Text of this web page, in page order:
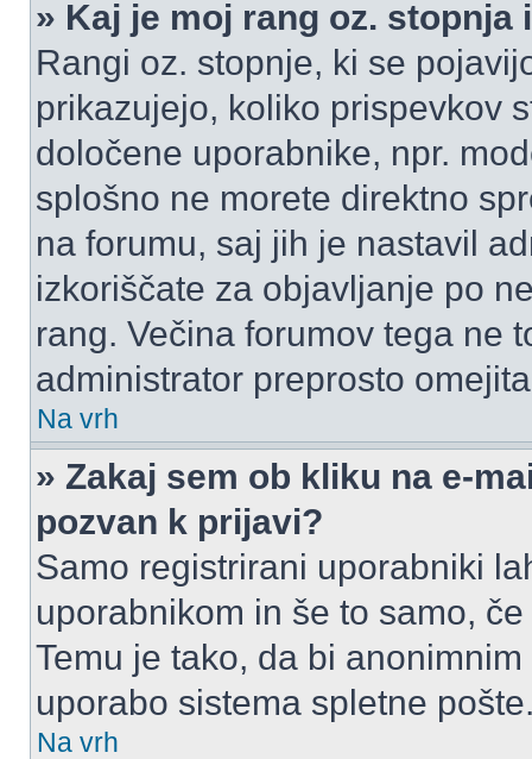
» Kaj je moj rang oz.
Rangi oz. stopnje, ki se
prikazujejo, koliko prispevkov
določene uporabnike, npr.
splošno ne morete direktno
na forumu, saj jih je nastavil
izkoriščate za objavljanje po
rang. Večina forumov tega ne
administrator preprosto
Na vrh
» Zakaj sem ob kliku na e-
pozvan k prijavi?
Samo registrirani uporabniki
uporabnikom in še to samo,
Temu je tako, da bi
uporabo sistema spletne
Na vrh